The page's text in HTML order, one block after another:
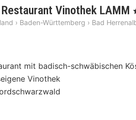
Vinothek LAMM ,
› Baden-Württemberg › Bad
mit badisch-schwäbischen
Vinothek